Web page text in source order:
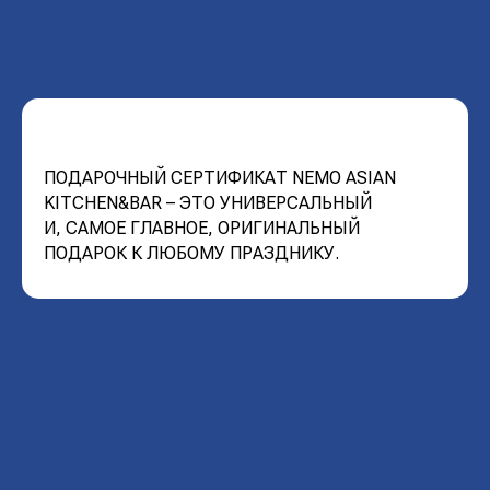
ПОДАРОЧНЫЙ СЕРТИФИКАТ NEMO ASIAN
KITCHEN&BAR – ЭТО УНИВЕРСАЛЬНЫЙ
И, САМОЕ ГЛАВНОЕ, ОРИГИНАЛЬНЫЙ
ПОДАРОК К ЛЮБОМУ ПРАЗДНИКУ.